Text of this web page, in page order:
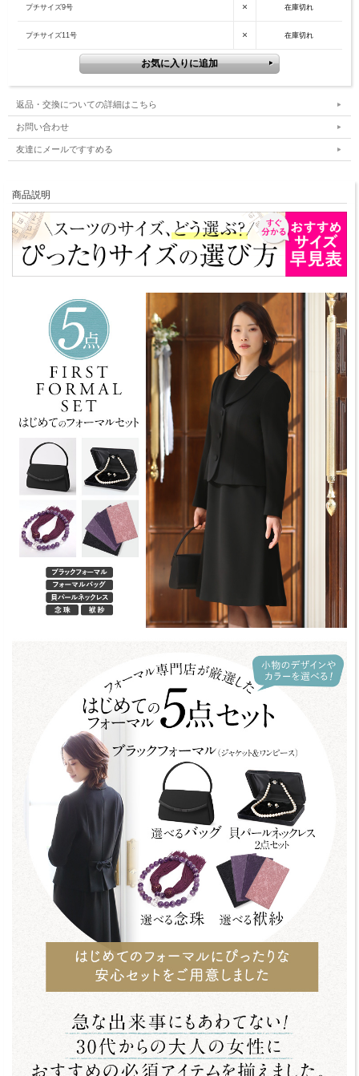
プチサイズ9号 × 在庫切れ
プチサイズ11号 × 在庫切れ
返品・交換についての詳細はこちら
お問い合わせ
友達にメールですすめる
商品説明